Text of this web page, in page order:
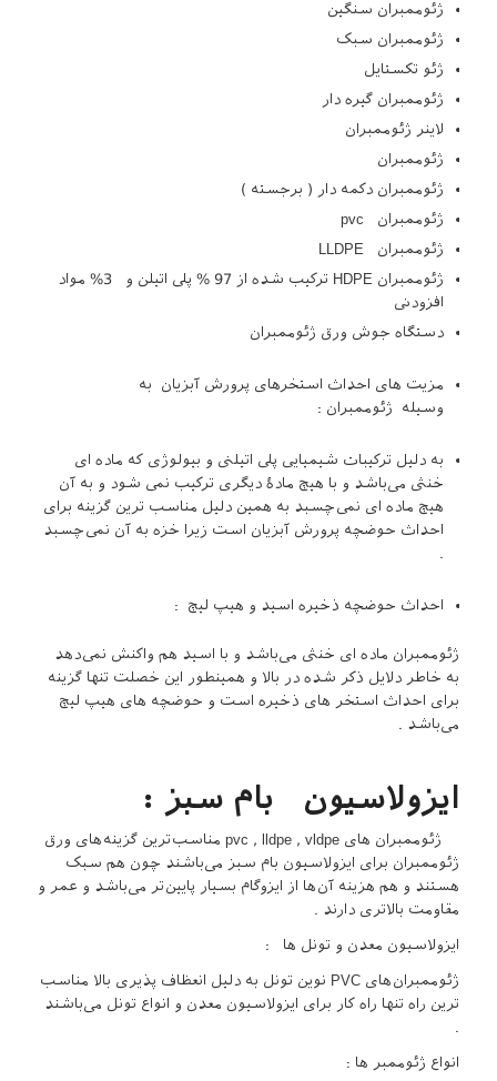
ژئوممبران سنگین
ژئوممبران سبک
ژئو تکستایل
ژئوممبران گیره دار
لاینر ژئوممبران
ژئوممبران
ژئوممبران دکمه دار ( برجسته )
ژئوممبران pvc
ژئوممبران LLDPE
ژئوممبران HDPE ترکیب شده از 97 % پلی اتیلن و 3% مواد
افزودنی
دستگاه جوش ورق ژئوممبران
مزیت های احداث استخرهای پرورش آبزیان به
وسیله ژئوممبران :
به دلیل ترکیبات شیمیایی پلی اتیلنی و بیولوژی که ماده ای
خنثی می‌باشد و با هیچ مادهٔ دیگری ترکیب نمی ‌شود و به آن
هیچ ماده ای نمی‌چسبد به همین دلیل مناسب ‌ترین گزینه برای
احداث حوضچه پرورش آبزیان است زیرا خزه به آن نمی‌چسبد
.
احداث حوضچه ذخیره اسید و هیپ لیچ :
ژئوممبران ماده ای خنثی می‌باشد و با اسید هم واکنش نمی‌دهد
به خاطر دلایل ذکر شده در بالا و همینطور این خصلت تنها گزینه
برای احداث استخر های ذخیره است و حوضچه‌ های هیپ لیچ
می‌باشد .
ایزولاسیون بام سبز :
ژئوممبران‌ های pvc , lldpe , vldpe مناسب‌ترین گزینه‌های ورق
ژئوممبران برای ایزولاسیون بام سبز می‌باشند چون هم سبک
هستند و هم هزینه آن‌ها از ایزوگام بسیار پایین‌تر می‌باشد و عمر و
مقاومت بالاتری دارند .
ایزولاسیون معدن و تونل ها :
ژئوممبران‌های PVC نوین تونل به دلیل انعظاف پذیری بالا مناسب
‌ترین راه تنها راه کار برای ایزولاسیون معدن و انواع تونل می‌باشند
.
انواع ژئوممبر ها :